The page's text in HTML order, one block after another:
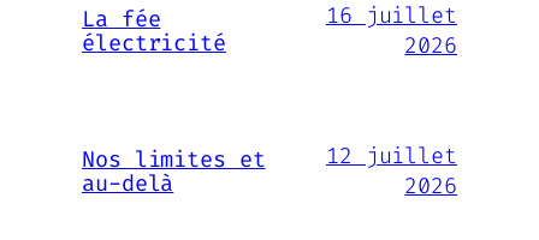
La fée
électricité
16 juillet
2026
Nos limites et
au-delà
12 juillet
2026